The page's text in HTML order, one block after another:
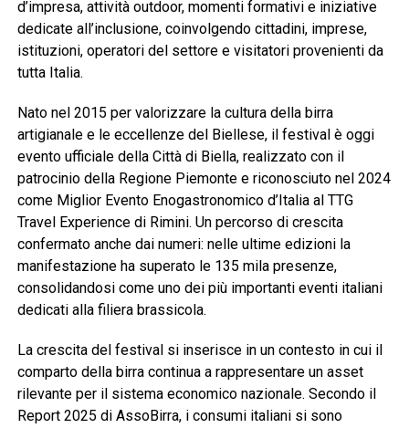
d’impresa, attività outdoor, momenti formativi e iniziative
dedicate all’inclusione, coinvolgendo cittadini, imprese,
istituzioni, operatori del settore e visitatori provenienti da
tutta Italia.
Nato nel 2015 per valorizzare la cultura della birra
artigianale e le eccellenze del Biellese, il festival è oggi
evento ufficiale della Città di Biella, realizzato con il
patrocinio della Regione Piemonte e riconosciuto nel 2024
come Miglior Evento Enogastronomico d’Italia al TTG
Travel Experience di Rimini. Un percorso di crescita
confermato anche dai numeri: nelle ultime edizioni la
manifestazione ha superato le 135 mila presenze,
consolidandosi come uno dei più importanti eventi italiani
dedicati alla filiera brassicola.
La crescita del festival si inserisce in un contesto in cui il
comparto della birra continua a rappresentare un asset
rilevante per il sistema economico nazionale. Secondo il
Report 2025 di AssoBirra, i consumi italiani si sono